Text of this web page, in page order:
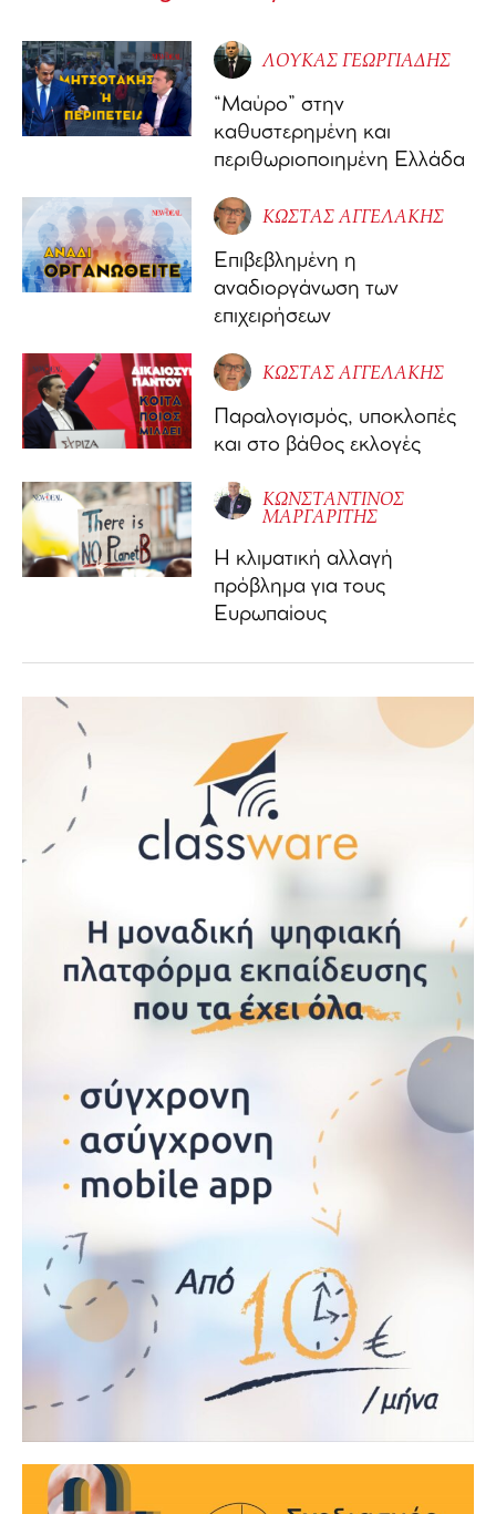
ΛΟΥΚΑΣ ΓΕΩΡΓΙΑΔΗΣ
“Μαύρο” στην
καθυστερημένη και
περιθωριοποιημένη Ελλάδα
ΚΩΣΤΑΣ ΑΓΓΕΛΑΚΗΣ
Επιβεβλημένη η
αναδιοργάνωση των
επιχειρήσεων
ΚΩΣΤΑΣ ΑΓΓΕΛΑΚΗΣ
Παραλογισμός, υποκλοπές
και στο βάθος εκλογές
ΚΩΝΣΤΑΝΤΙΝΟΣ
ΜΑΡΓΑΡΙΤΗΣ
Η κλιματική αλλαγή
πρόβλημα για τους
Ευρωπαίους